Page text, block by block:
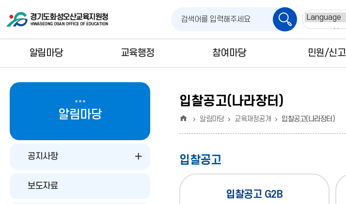
검
색
Powered by
알림마당 교육행정 참여마당 민원/신고
알림마당
공지사항
보도자료
입찰공고(나라장터)
홈 알림마당 교육재정공개 입찰공고(나라장터)
입찰공고
입찰공고 G2B